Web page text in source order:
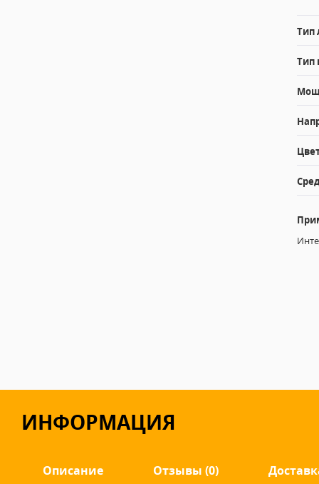
Тип
Тип
ИНФОРМАЦИЯ
Описание Отзывы (0)